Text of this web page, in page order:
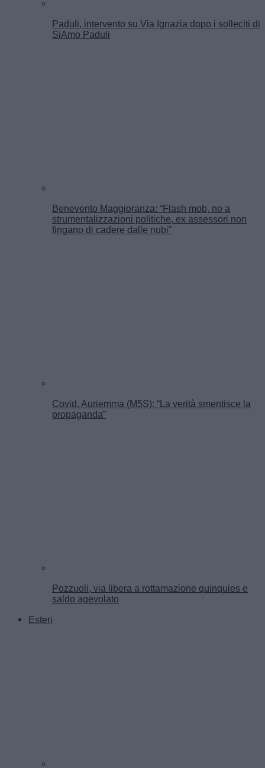
Paduli, intervento su Via Ignazia dopo i solleciti di
SiAmo Paduli
Benevento Maggioranza: “Flash mob, no a
strumentalizzazioni politiche, ex assessori non
fingano di cadere dalle nubi”
Covid, Auriemma (M5S): “La verità smentisce la
propaganda”
Pozzuoli, via libera a rottamazione quinquies e
saldo agevolato
Esteri